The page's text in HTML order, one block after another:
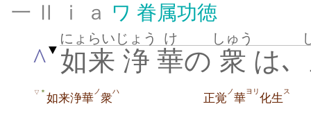
一 Ⅱ ⅰ ａ ワ 眷属功徳
^▼ 如来
にょらい
浄
じょう
華
け
の 衆
しゅう
は､
▽ ＊ 如来浄華ノ衆ハ 正覚 ノ華ヨリ化生 ス